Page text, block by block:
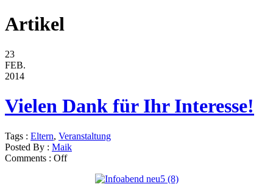
Artikel
23
FEB.
2014
Vielen Dank für Ihr Interesse!
Tags : Eltern, Veranstaltung
Posted By : Maik
Comments : Off